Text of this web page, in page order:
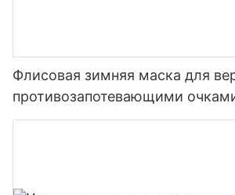
Флисовая зимняя маска для
противозапотевающими
разрешения